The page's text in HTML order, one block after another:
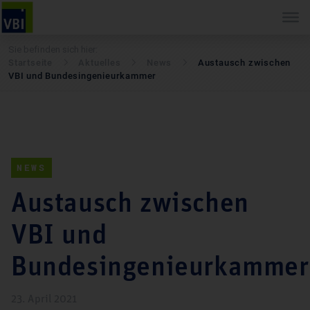
Austausch zwischen
VBI und Bundesingenieurkammer
NEWS
Austausch zwischen
VBI und
Bundesingenieurkammer